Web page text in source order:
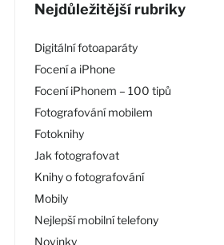
Nejdůležitější rubriky
Digitální fotoaparáty
Focení a iPhone
Focení iPhonem – 100 tipů
Fotografování mobilem
Fotoknihy
Jak fotografovat
Knihy o fotografování
Mobily
Nejlepší mobilní telefony
Novinky